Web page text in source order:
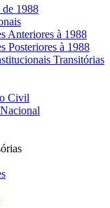
1988
Anteriores à 1988
Posteriores à 1988
Transitórias
Civil